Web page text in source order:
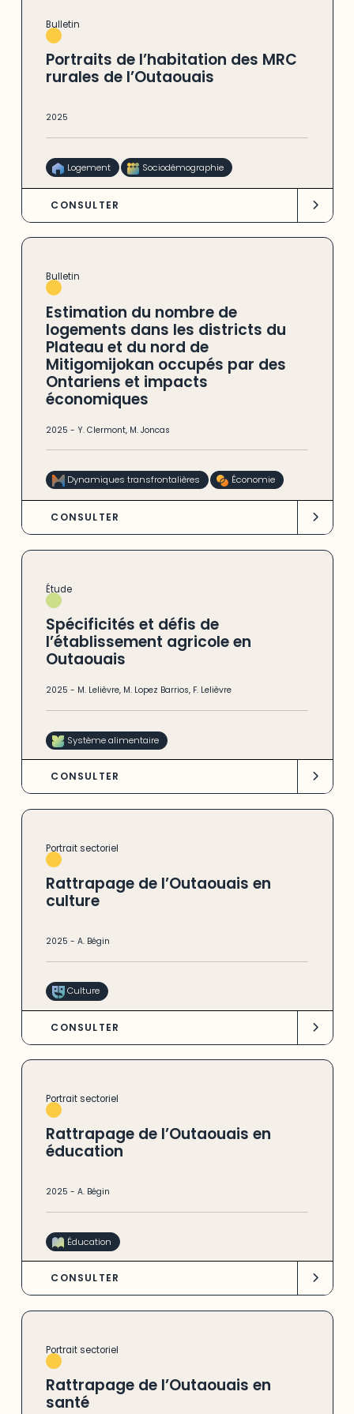
Bulletin
Portraits de l’habitation des MRC
rurales de l’Outaouais
2025
Logement Sociodémographie
CONSULTER
Bulletin
Estimation du nombre de
logements dans les districts du
Plateau et du nord de
Mitigomijokan occupés par des
Ontariens et impacts
économiques
2025- Y. Clermont, M. Joncas
Dynamiques transfrontalières Économie
CONSULTER
Étude
Spécificités et défis de
l’établissement agricole en
Outaouais
2025- M. Lelièvre, M. Lopez Barrios, F. Lelièvre
Système alimentaire
CONSULTER
Portrait sectoriel
Rattrapage de l’Outaouais en
culture
2025-A. Bégin
Culture
CONSULTER
Portrait sectoriel
Rattrapage de l’Outaouais en
éducation
2025-A. Bégin
Éducation
CONSULTER
Portrait sectoriel
Rattrapage de l’Outaouais en
santé